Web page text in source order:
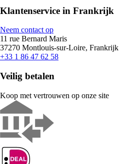
Klantenservice in Frankrijk
Neem contact op
11 rue Bernard Maris
37270 Montlouis-sur-Loire, Frankrijk
+33 1 86 47 62 58
Veilig betalen
Koop met vertrouwen op onze site